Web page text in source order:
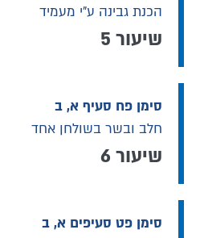
הכנת גבינה ע"י מעמיד
שיעור 5
סימן פח סעיף א, ב
חלב ובשר בשולחן אחד
שיעור 6
סימן פט סעיפים א, ב